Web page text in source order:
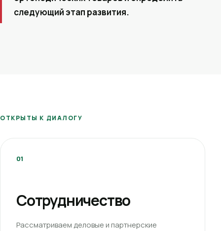
следующий этап развития.
ОТКРЫТЫ К ДИАЛОГУ
01
Сотрудничество
Рассматриваем деловые и партнерские